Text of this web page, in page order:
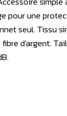
pour une
seul. Tissu
d'argent.